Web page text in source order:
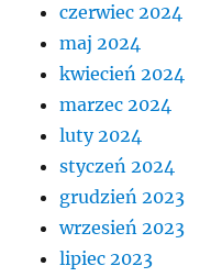
czerwiec 2024
maj 2024
kwiecień 2024
marzec 2024
luty 2024
styczeń 2024
grudzień 2023
wrzesień 2023
lipiec 2023